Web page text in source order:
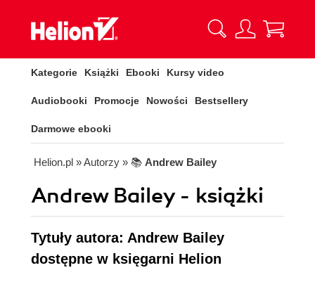
Kategorie Książki Ebooki Kursy video
Audiobooki Promocje Nowości Bestsellery
Darmowe ebooki
Helion.pl » Autorzy » 📚 Andrew Bailey
Andrew Bailey - książki
Tytuły autora: Andrew Bailey
dostępne w księgarni Helion